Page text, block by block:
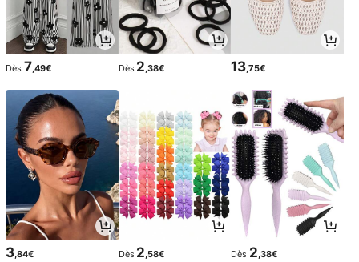
Dès 7,49€ Dès 2,38€ 13,75€
3,84€ Dès 2,58€ Dès 2,38€